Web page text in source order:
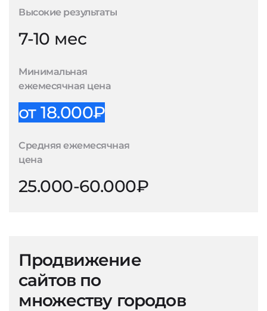
Высокие результаты
7-10 мес
Минимальная
ежемесячная цена
от 18.000₽
Средняя ежемесячная
цена
25.000-60.000₽
Продвижение
сайтов по
множеству городов